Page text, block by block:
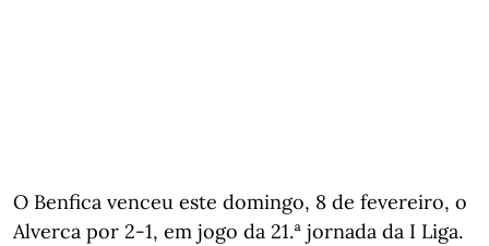
O Benfica venceu este domingo, 8 de fevereiro, o
Alverca por 2-1, em jogo da 21.ª jornada da I Liga.